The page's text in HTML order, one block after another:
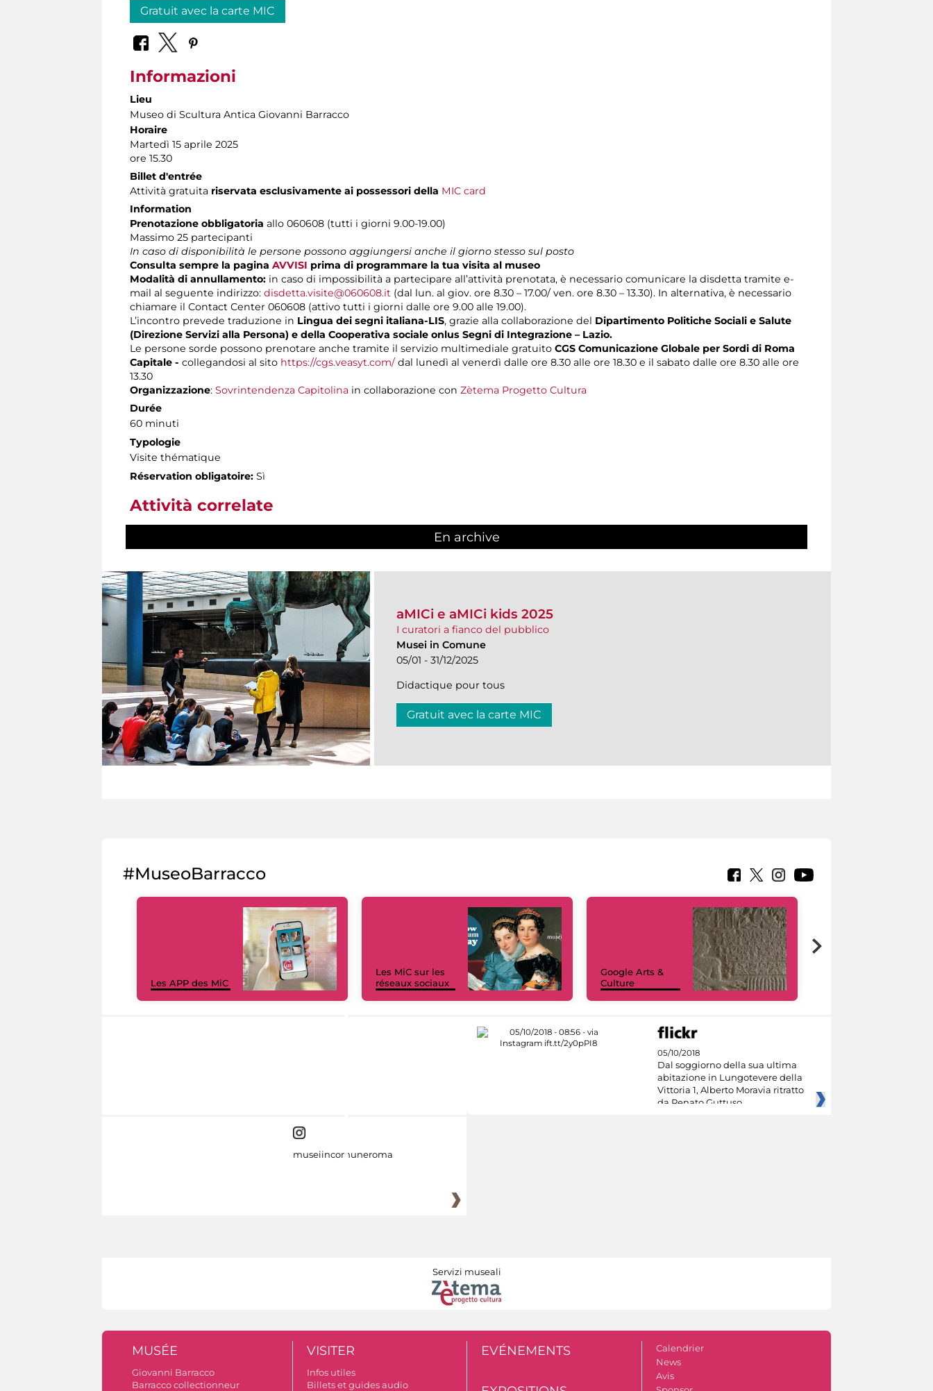
Gratuit avec la carte MIC
Informazioni
Lieu
Museo di Scultura Antica Giovanni Barracco
Horaire
Martedì 15 aprile 2025
ore 15.30
Billet d'entrée
Attività gratuita riservata esclusivamente ai possessori della MIC card
Information
Prenotazione obbligatoria allo 060608 (tutti i giorni 9.00-19.00)
Massimo 25 partecipanti
In caso di disponibilità le persone possono aggiungersi anche il giorno stesso sul posto
Consulta sempre la pagina AVVISI prima di programmare la tua visita al museo
Modalità di annullamento: in caso di impossibilità a partecipare all’attività prenotata, è necessario comunicare la disdetta tramite e-
mail al seguente indirizzo: disdetta.visite@060608.it (dal lun. al giov. ore 8.30 – 17.00/ ven. ore 8.30 – 13.30). In alternativa, è necessario
chiamare il Contact Center 060608 (attivo tutti i giorni dalle ore 9.00 alle 19.00).
L’incontro prevede traduzione in Lingua dei segni italiana-LIS, grazie alla collaborazione del Dipartimento Politiche Sociali e Salute
(Direzione Servizi alla Persona) e della Cooperativa sociale onlus Segni di Integrazione – Lazio.
Le persone sorde possono prenotare anche tramite il servizio multimediale gratuito CGS Comunicazione Globale per Sordi di Roma
Capitale - collegandosi al sito https://cgs.veasyt.com/dal lunedì al venerdì dalle ore 8.30 alle ore 18.30 e il sabato dalle ore 8.30 alle ore
13.30
Organizzazione: Sovrintendenza Capitolina in collaborazione con Zètema Progetto Cultura
Durée
60 minuti
Typologie
Visite thématique
Réservation obligatoire: Sì
Attività correlate
En archive
aMICi e aMICi kids 2025
I curatori a fianco del pubblico
Musei in Comune
05/01 - 31/12/2025
Didactique pour tous
Gratuit avec la carte MIC
#MuseoBarracco
Les APP des MiC
Les MiC sur les
réseaux sociaux
Google Arts &
Culture
05/10/2018
Dal soggiorno della sua ultima
abitazione in Lungotevere della
Vittoria 1, Alberto Moravia ritratto
da Renato Guttuso
museiincomuneroma
Servizi museali
MUSÉE
Giovanni Barracco
Barracco collectionneur
VISITER
Infos utiles
Billets et guides audio
EVÉNEMENTS
Calendrier
News
Avis